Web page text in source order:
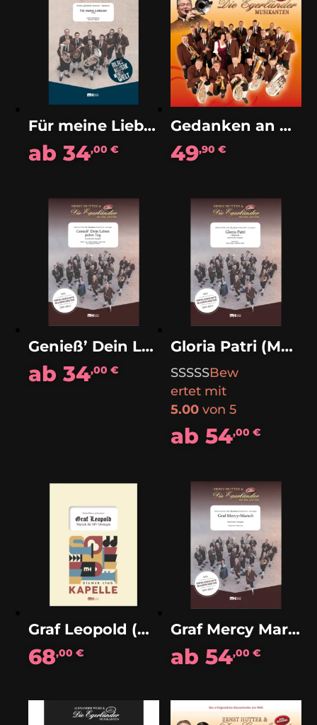
Für meine Liebsten (Polka)
ab34,00€
Gedanken an Dich (Solo)
49,90 €
Genieß’ Dein Leben jeden Tag (Polka)
ab34,00€
Gloria Patri (Marsch)
Bew
ertet mit
5.00von 5
ab 54,00 €
Graf Leopold (Marsch)
68,00€
Graf Mercy Marsch
ab 54,00 €